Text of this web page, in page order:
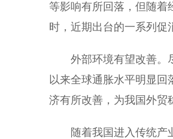
等影响有所回落，但随着
时，近期出台的一系列促
外部环境有望改善。尽
以来全球通胀水平明显
济有所改善，为我国外贸
随着我国进入传统产业